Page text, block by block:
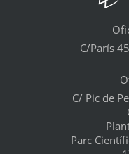
C/París
C/ Pic de
Parc